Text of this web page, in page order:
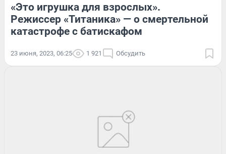
«Это игрушка для взрослых».
Режиссер «Титаника» — о смертельной
катастрофе с батискафом
23 июня, 2023, 06:25 1 921 Обсудить